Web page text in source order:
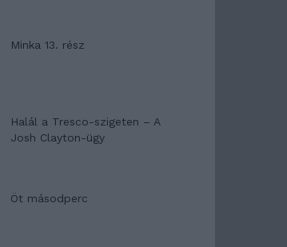
Minka 13. rész
Halál a Tresco-szigeten – A
Josh Clayton-ügy
Öt másodperc